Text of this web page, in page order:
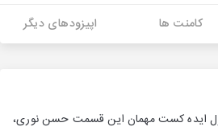
کامنت ها اپیزودهای دیگر
ایده کست مهمان این قسمت حسن نوری،